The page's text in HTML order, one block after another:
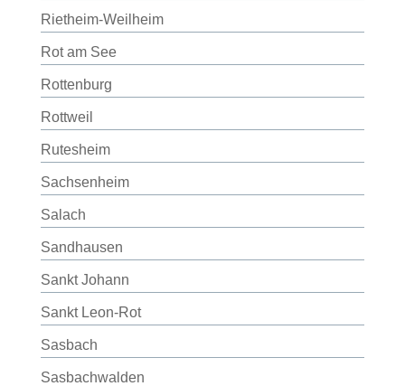
Rietheim-Weilheim
Rot am See
Rottenburg
Rottweil
Rutesheim
Sachsenheim
Salach
Sandhausen
Sankt Johann
Sankt Leon-Rot
Sasbach
Sasbachwalden